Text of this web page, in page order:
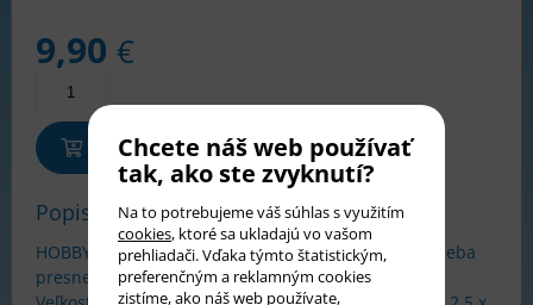
9,90 €
Pridať do košíka
Popis tovaru
HOBBY Puzzle Castorland - 1500 dielikov, ktoré do seba
presne zapadajú.
Chcete náš web používať
tak, ako ste zvyknutí?
Na to potrebujeme váš súhlas s využitím
cookies, ktoré sa ukladajú vo vašom
prehliadači. Vďaka týmto štatistickým,
preferenčným a reklamným cookies
zistíme, ako náš web používate,